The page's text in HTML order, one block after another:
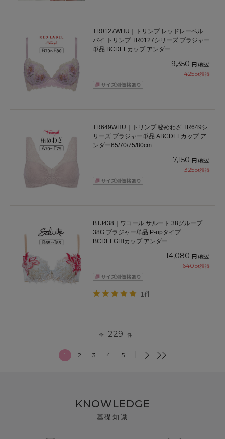
TR0127WHU｜トリンプ レッドレーベル
バイ トリンプ TR0127シリーズ ブラジャー
単品 BCDEFカップ アンダー
9,350 円 (税込)
425pt獲得
TR649WHU｜トリンプ 秘めわざ TR649シ
リーズ ブラジャー単品 ABCDEFカップ ア
ンダー65/70/75/80cm
7,150 円 (税込)
325pt獲得
BTJ438｜ワコール サルート 38グループ
38G ブラジャー単品 P-upタイプ
BCDEFGHIカップ アンダー
14,080 円 (税込)
640pt獲得
1件
全 229 件
1 2 3 4 5
KNOWLEDGE
基礎知識